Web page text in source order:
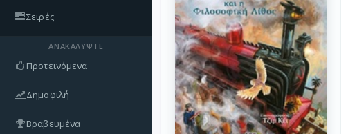
Σειρές
ΑΝΑΚΑΛΎΨΤΕ
Προτεινόμενα
Δημοφιλή
Βραβευμένα